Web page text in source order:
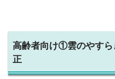
高齢者向け①雲のやすら
正